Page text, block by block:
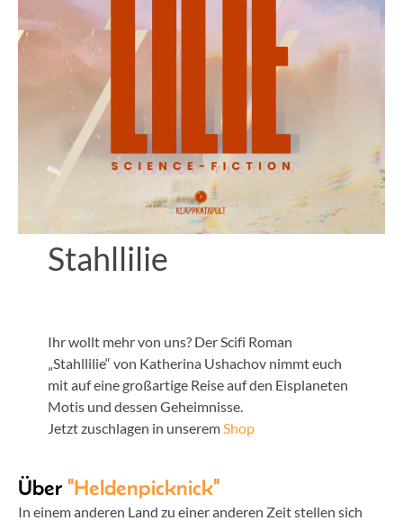
Stahllilie
Ihr wollt mehr von uns? Der Scifi Roman
„Stahllilie“ von Katherina Ushachov nimmt euch
mit auf eine großartige Reise auf den Eisplaneten
Motis und dessen Geheimnisse.
Jetzt zuschlagen in unseremShop
Über "Heldenpicknick"
In einem anderen Land zu einer anderen Zeit stellen sich